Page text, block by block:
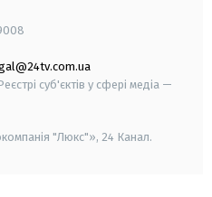
суб'єктів у сфері медіа —
"Люкс"», 24 Канал.